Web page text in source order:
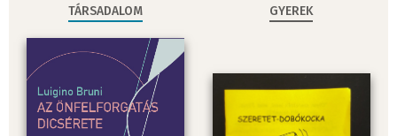
TÁRSADALOM GYEREK